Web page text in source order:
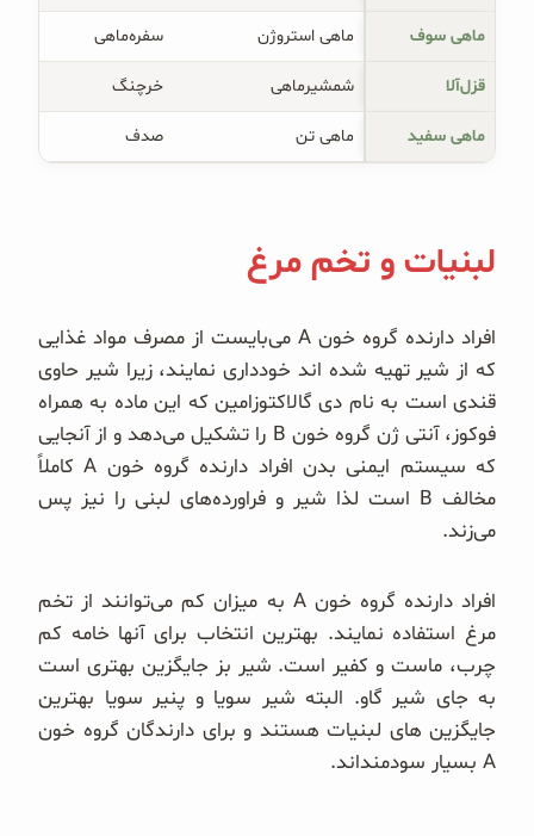
ماهی سوف ماهی استروژن سفره‌ماهی
قزل‌آلا شمشیرماهی خرچنگ
ماهی سفید ماهی تن صدف
لبنیات و تخم مرغ
افراد دارنده گروه خون A می‌بایست از مصرف مواد غذایی
که از شیر تهیه شده اند خودداری نمایند، زیرا شیر حاوی
قندی است به نام دی گالاکتوزامین که این ماده به همراه
فوکوز، آنتی ژن گروه خون B را تشکیل می‌دهد و از آنجایی
که سیستم ایمنی بدن افراد دارنده گروه خون A کاملاً
مخالف B است لذا شیر و فراورده‌های لبنی را نیز پس
می‌زند.
افراد دارنده گروه خون A به میزان کم می‌توانند از تخم
مرغ استفاده نمایند. بهترین انتخاب برای آنها خامه کم
چرب، ماست و کفیر است. شیر بز جایگزین بهتری است
به جای شیر گاو. البته شیر سویا و پنیر سویا بهترین
جایگزین های لبنیات هستند و برای دارندگان گروه خون
A بسیار سودمند‌اند.